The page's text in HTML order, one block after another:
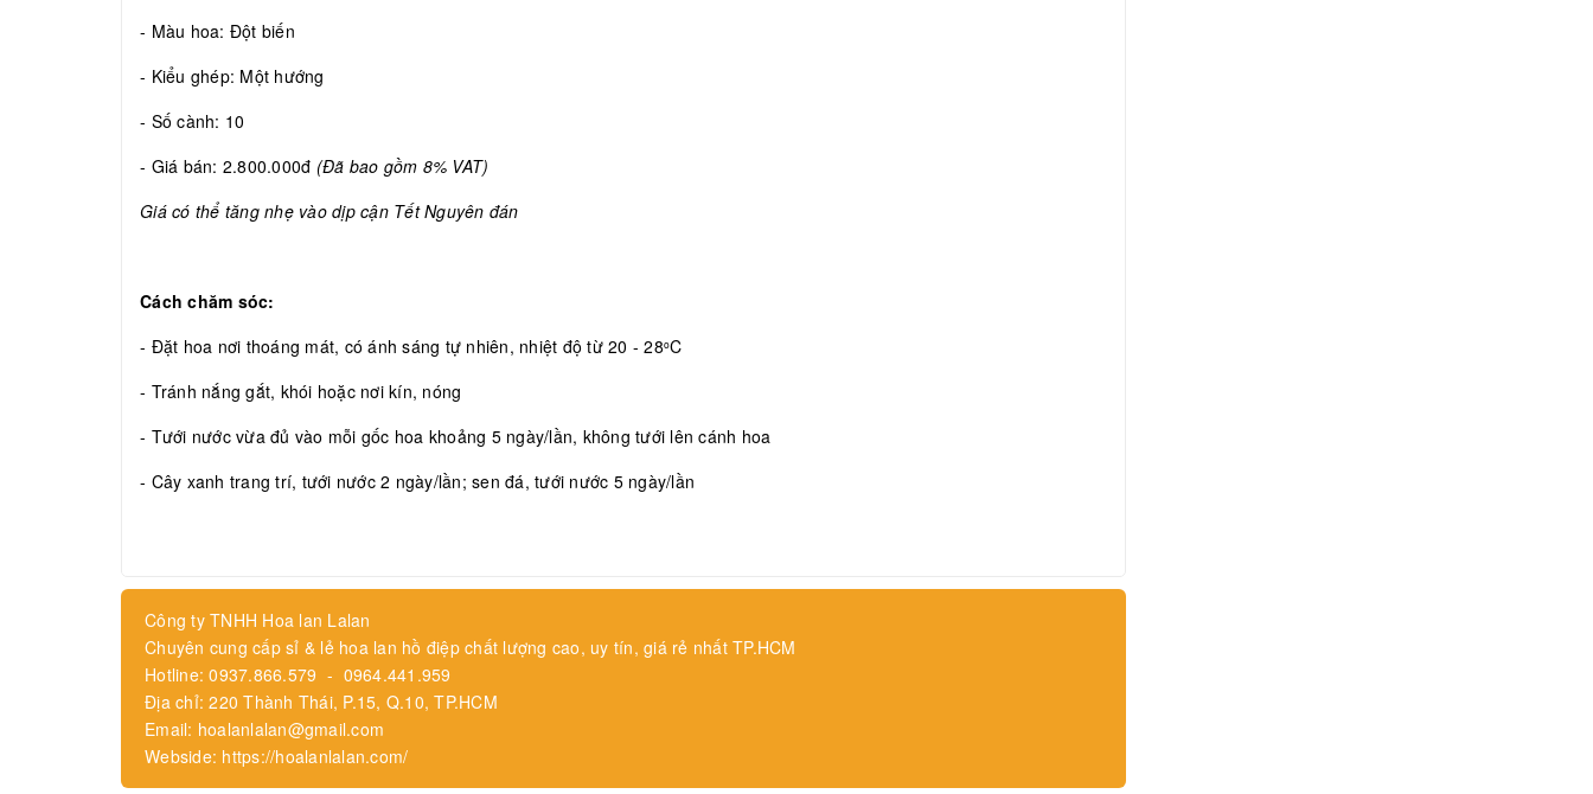
- Màu hoa: Đột biến
- Kiểu ghép: Một hướng
- Số cành: 10
- Giá bán: 2.800.000đ (Đã bao gồm 8% VAT)
Giá có thể tăng nhẹ vào dịp cận Tết Nguyên đán
Cách chăm sóc:
- Đặt hoa nơi thoáng mát, có ánh sáng tự nhiên, nhiệt độ từ 20 - 28oC
- Tránh nắng gắt, khói hoặc nơi kín, nóng
- Tưới nước vừa đủ vào mỗi gốc hoa khoảng 5 ngày/lần, không tưới lên cánh hoa
- Cây xanh trang trí, tưới nước 2 ngày/lần; sen đá, tưới nước 5 ngày/lần
Công ty TNHH Hoa lan Lalan
Chuyên cung cấp sỉ & lẻ hoa lan hồ điệp chất lượng cao, uy tín, giá rẻ nhất TP.HCM
Hotline: 0937.866.579 - 0964.441.959
Địa chỉ: 220 Thành Thái, P.15, Q.10, TP.HCM
Email: hoalanlalan@gmail.com
Webside: https://hoalanlalan.com/